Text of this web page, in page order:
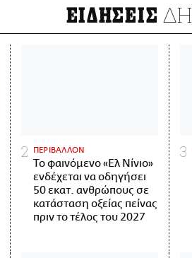
ΕΙΔΗΣΕΙΣ
ΠΕΡΙΒΑΛΛΟΝ
Το φαινόμενο «Ελ Νίνιο»
ενδέχεται να οδηγήσει
50 εκατ. ανθρώπους σε
κατάσταση οξείας πείνας
πριν το τέλος του 2027